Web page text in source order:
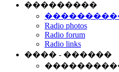
���������
Radio photos
Radio forum
Radio links
���� - ������